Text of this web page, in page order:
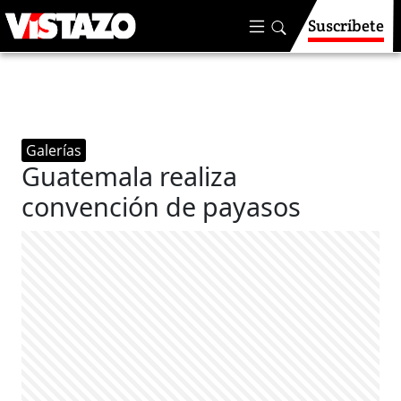
Suscríbete
Galerías
Guatemala realiza
convención de payasos